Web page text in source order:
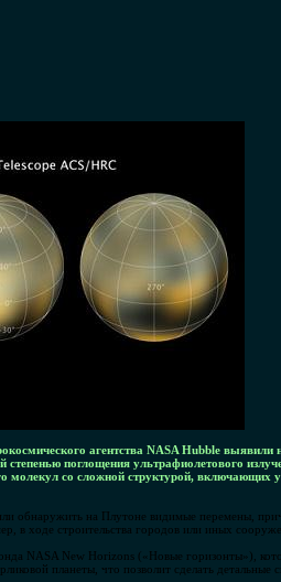
агентства NASA Hubble выявили
поглощения ультрафиолетового
молекул со сложной структурой, включающих
обнаружить на Плутоне видимые перемены,
в ходе строительства городов или иных
NASA New Horizons («Новые горизонты»),
планеты, что позволит сделать детальные